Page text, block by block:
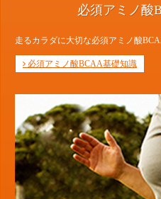
必須アミノ酸
走るカラダに大切な必須アミノ酸
必須アミノ酸BCAA基礎知識